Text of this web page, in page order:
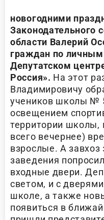
новогодними
Законодательного
области Валерий
граждан по
Депутатском
Россия». На этот
Владимировичу
учеников школы №
освещением
территории школы,
всего вечернее)
взрослые. А завхоз
заведения
входные двери.
светом, и с
школе, а также
появиться в